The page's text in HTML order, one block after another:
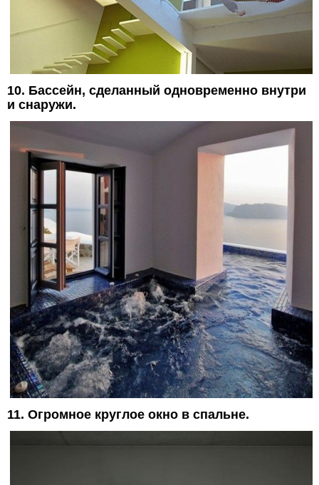
10. Бассейн, сделанный одновременно внутри
и снаружи.
11. Огромное круглое окно в спальне.